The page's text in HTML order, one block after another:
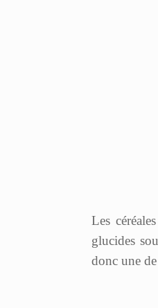
Les
glucides
donc une